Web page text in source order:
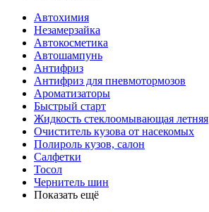
Автохимия
Незамерзайка
Автокосметика
Автошампунь
Антифриз
Антифриз для пневмотормозов
Ароматизаторы
Быстрый старт
Жидкость стеклоомывающая летняя
Очиститель кузова от насекомых
Полироль кузов, салон
Салфетки
Тосол
Чернитель шин
Показать ещё